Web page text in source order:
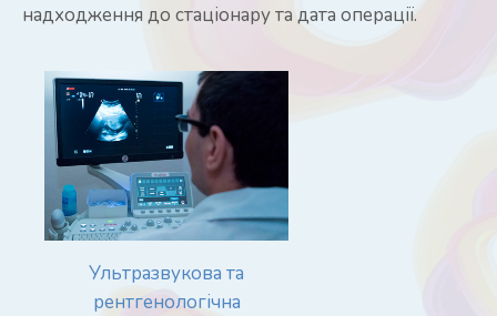
надходження до стаціонару та дата операції.
Ультразвукова та
рентгенологічна